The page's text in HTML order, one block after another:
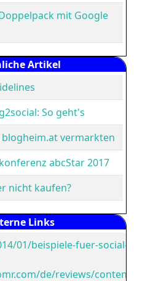
mit Google
Artikel
So geht's
vermarkten
abcStar 2017
nicht kaufen?
Links
01/beispiele-fuer-social-
de/reviews/